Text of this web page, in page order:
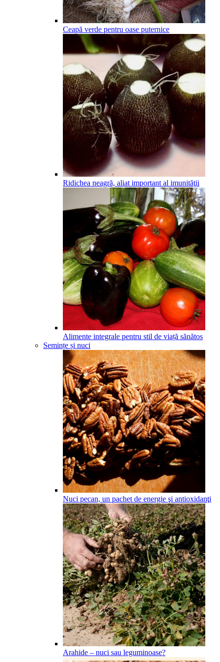
Ceapă verde pentru oase puternice
Ridichea neagră, aliat important al imunităţii
Alimente integrale pentru stil de viață sănătos
Semințe și nuci
Nuci pecan, un pachet de energie şi antioxidanţi
Arahide – nuci sau leguminoase?